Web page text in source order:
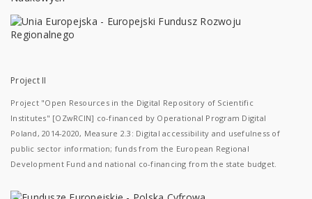
Project II
Project "Open Resources in the Digital Repository of Scientific
Institutes" [OZwRCIN] co-financed by Operational Program Digital
Poland, 2014-2020, Measure 2.3: Digital accessibility and usefulness of
public sector information; funds from the European Regional
Development Fund and national co-financing from the state budget.